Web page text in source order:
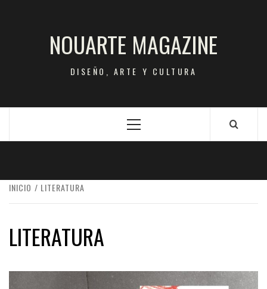
NOUARTE MAGAZINE
DISEÑO, ARTE Y CULTURA
Menú
INICIO LITERATURA
LITERATURA